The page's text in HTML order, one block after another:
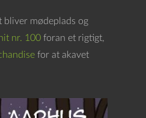
bliver mødeplads og
nr. 100foran et rigtigt,
for at akavet